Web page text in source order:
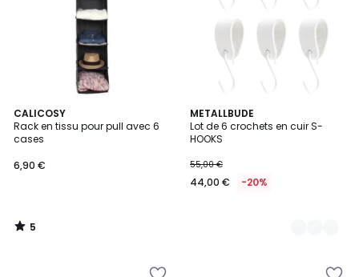
CALICOSY
Rack en tissu pour pull avec 6
cases
6,90 €
5
/
5
5
/
METALLBUDE
Lot de 6 crochets en cuir S-
HOOKS
55,00 €
44,00 € -20%
4
Couleurs